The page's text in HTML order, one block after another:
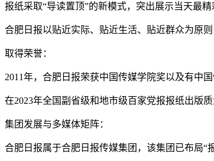
报纸采取“导读置顶”的新模式，突出展示当天最精
合肥日报以贴近实际、贴近生活、贴近群众为原
取得荣誉：
2011年，合肥日报荣获中国传媒学院奖以及有中
在2023年全国副省级和地市级百家党报报纸出版
集团发展与多媒体矩阵：
合肥日报属于合肥日报传媒集团，该集团已布局“